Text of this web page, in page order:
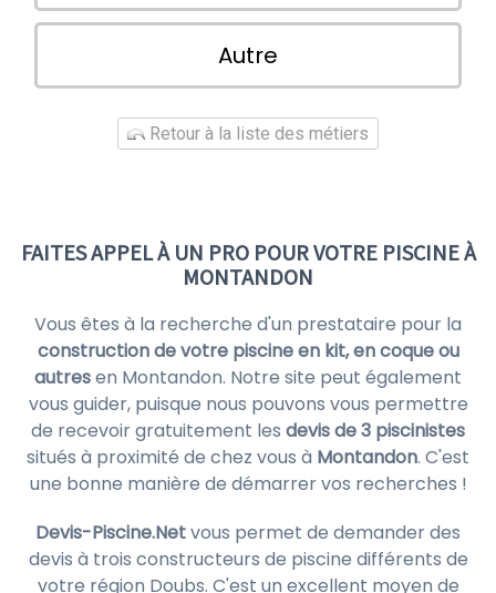
Autre
Retour à la liste des métiers
FAITES APPEL À UN PRO POUR VOTRE PISCINE À
MONTANDON
Vous êtes à la recherche d'un prestataire pour la
construction de votre piscine en kit, en coque ou
autresen Montandon. Notre site peut également
vous guider, puisque nous pouvons vous permettre
de recevoir gratuitement les devis de 3 piscinistes
situés à proximité de chez vous à Montandon. C'est
une bonne manière de démarrer vos recherches !
Devis-Piscine.Netvous permet de demander des
devis à trois constructeurs de piscine différents de
votre région Doubs. C'est un excellent moyen de